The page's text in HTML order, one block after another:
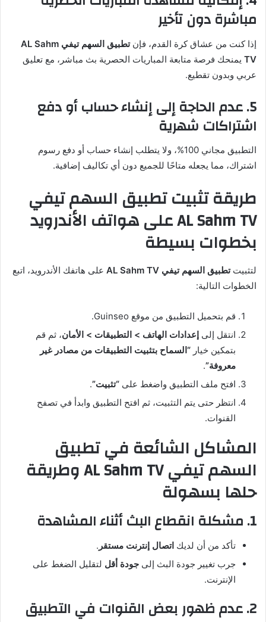
مباشرة دون تأخير
إذا كنت من عشاق كرة القدم، فإن
تطبيق السهم تيفي AL Sahm
TV يمنحك فرصة متابعة المباريات الحصرية بث مباشر، مع تعليق
عربي وبدون تقطيع.
5. عدم الحاجة إلى إنشاء حساب أو دفع
اشتراكات شهرية
التطبيق مجاني 100%، ولا يتطلب إنشاء حساب أو دفع رسوم
اشتراك، مما يجعله متاحًا للجميع دون أي تكاليف إضافية.
طريقة تثبيت تطبيق السهم تيفي
AL Sahm TV على هواتف الأندرويد
بخطوات بسيطة
لتثبيتتطبيق السهم تيفي AL Sahm TV
على هاتفك الأندرويد، اتبع
الخطوات التالية:
قم بتحميل التطبيق من موقع Guinseo.
انتقل إلى إعدادات الهاتف > التطبيقات > الأمان، ثم قم
بتمكين خيار “السماح بتثبيت التطبيقات من مصادر غير
معروفة”.
افتح ملف التطبيق واضغط على “تثبيت”.
انتظر حتى يتم التثبيت، ثم افتح التطبيق وابدأ في تصفح
القنوات.
المشاكل الشائعة في تطبيق
السهم تيفي AL Sahm TV وطريقة
حلها بسهولة
1. مشكلة انقطاع البث أثناء المشاهدة
تأكد من أن لديك اتصال إنترنت مستقر .
جرب تغيير جودة البث إلى جودة أقل لتقليل الضغط على
الإنترنت.
2. عدم ظهور بعض القنوات في التطبيق